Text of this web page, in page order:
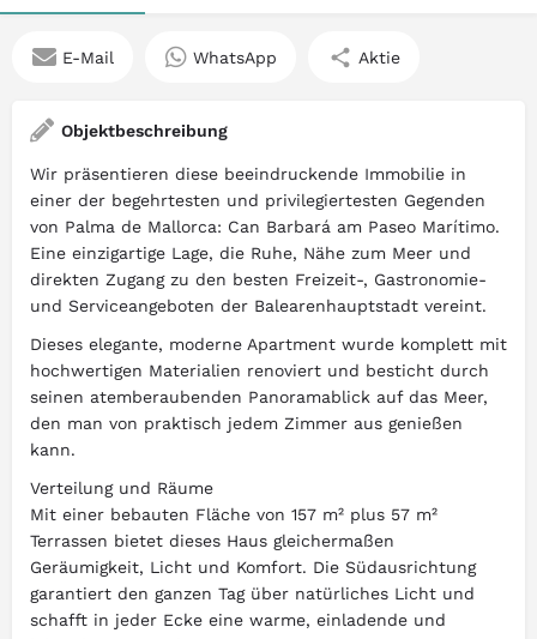
E-Mail WhatsApp Aktie
Objektbeschreibung
Wir präsentieren diese beeindruckende Immobilie in
einer der begehrtesten und privilegiertesten Gegenden
von Palma de Mallorca: Can Barbará am Paseo Marítimo.
Eine einzigartige Lage, die Ruhe, Nähe zum Meer und
direkten Zugang zu den besten Freizeit-, Gastronomie-
und Serviceangeboten der Balearenhauptstadt vereint.
Dieses elegante, moderne Apartment wurde komplett mit
hochwertigen Materialien renoviert und besticht durch
seinen atemberaubenden Panoramablick auf das Meer,
den man von praktisch jedem Zimmer aus genießen
kann.
Verteilung und Räume
Mit einer bebauten Fläche von 157 m² plus 57 m²
Terrassen bietet dieses Haus gleichermaßen
Geräumigkeit, Licht und Komfort. Die Südausrichtung
garantiert den ganzen Tag über natürliches Licht und
schafft in jeder Ecke eine warme, einladende und